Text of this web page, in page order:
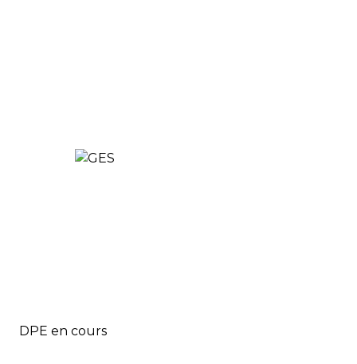
DPE en cours